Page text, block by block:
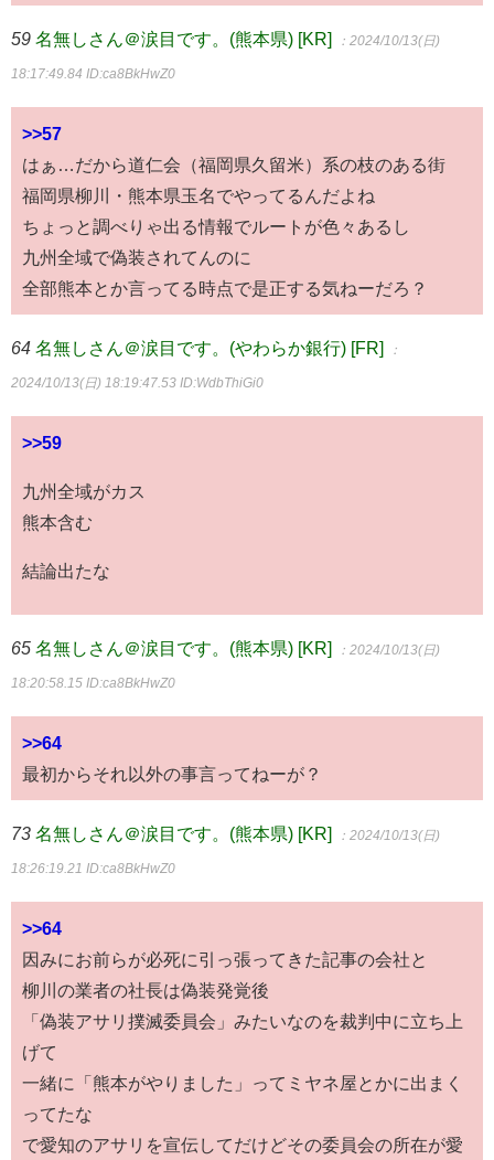
59 名無しさん＠涙目です。(熊本県) [KR] ：2024/10/13(日)
18:17:49.84 ID:ca8BkHwZ0
>>57
はぁ…だから道仁会（福岡県久留米）系の枝のある街
福岡県柳川・熊本県玉名でやってるんだよね
ちょっと調べりゃ出る情報でルートが色々あるし
九州全域で偽装されてんのに
全部熊本とか言ってる時点で是正する気ねーだろ？
64 名無しさん＠涙目です。(やわらか銀行) [FR] ：
2024/10/13(日) 18:19:47.53 ID:WdbThiGi0
>>59
九州全域がカス
熊本含む
結論出たな
65 名無しさん＠涙目です。(熊本県) [KR] ：2024/10/13(日)
18:20:58.15 ID:ca8BkHwZ0
>>64
最初からそれ以外の事言ってねーが？
73 名無しさん＠涙目です。(熊本県) [KR] ：2024/10/13(日)
18:26:19.21 ID:ca8BkHwZ0
>>64
因みにお前らが必死に引っ張ってきた記事の会社と
柳川の業者の社長は偽装発覚後
「偽装アサリ撲滅委員会」みたいなのを裁判中に立ち上
げて
一緒に「熊本がやりました」ってミヤネ屋とかに出まく
ってたな
で愛知のアサリを宣伝してだけどその委員会の所在が愛